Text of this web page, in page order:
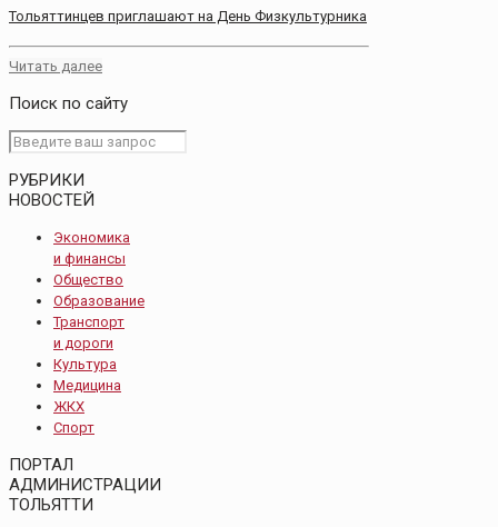
Тольяттинцев приглашают на День Физкультурника
Читать далее
Поиск по сайту
РУБРИКИ
НОВОСТЕЙ
Экономика
и финансы
Общество
Образование
Транспорт
и дороги
Культура
Медицина
ЖКХ
Спорт
ПОРТАЛ
АДМИНИСТРАЦИИ
ТОЛЬЯТТИ